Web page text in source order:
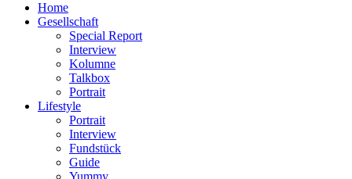
Home
Gesellschaft
Special Report
Interview
Kolumne
Talkbox
Portrait
Lifestyle
Portrait
Interview
Fundstück
Guide
Yummy